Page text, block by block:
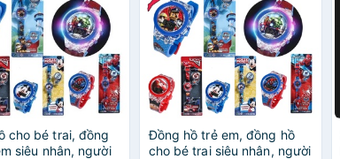
cho bé trai, đồng
siêu nhân, người
Đồng hồ trẻ em, đồng hồ
cho bé trai siêu nhân, người